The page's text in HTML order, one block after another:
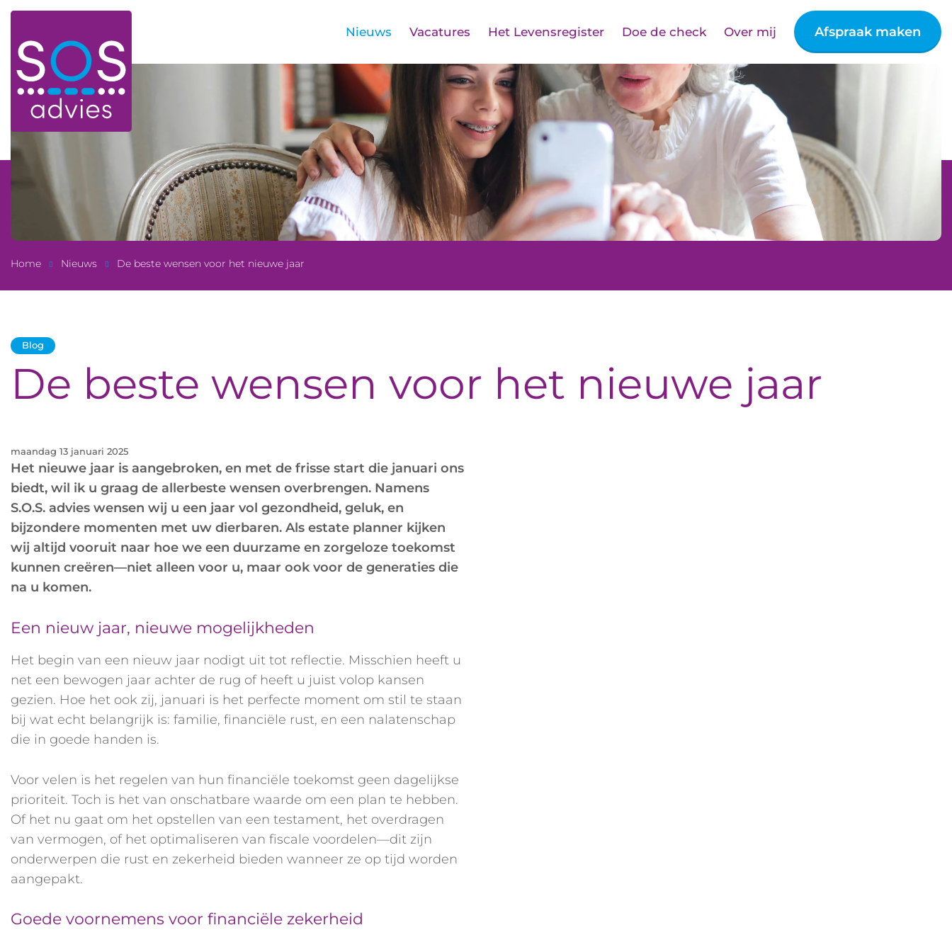
Nieuws Vacatures Het Levensregister Doe de check Over mij Afspraak maken
Home Nieuws De beste wensen voor het nieuwe jaar
Blog
De beste wensen voor het nieuwe jaar
maandag 13 januari 2025
Het nieuwe jaar is aangebroken, en met de frisse start die januari ons
biedt, wil ik u graag de allerbeste wensen overbrengen. Namens
S.O.S. advies wensen wij u een jaar vol gezondheid, geluk, en
bijzondere momenten met uw dierbaren. Als estate planner kijken
wij altijd vooruit naar hoe we een duurzame en zorgeloze toekomst
kunnen creëren—niet alleen voor u, maar ook voor de generaties die
na u komen.
Een nieuw jaar, nieuwe mogelijkheden
Het begin van een nieuw jaar nodigt uit tot reflectie. Misschien heeft u
net een bewogen jaar achter de rug of heeft u juist volop kansen
gezien. Hoe het ook zij, januari is het perfecte moment om stil te staan
bij wat echt belangrijk is: familie, financiële rust, en een nalatenschap
die in goede handen is.
Voor velen is het regelen van hun financiële toekomst geen dagelijkse
prioriteit. Toch is het van onschatbare waarde om een plan te hebben.
Of het nu gaat om het opstellen van een testament, het overdragen
van vermogen, of het optimaliseren van fiscale voordelen—dit zijn
onderwerpen die rust en zekerheid bieden wanneer ze op tijd worden
aangepakt.
Goede voornemens voor financiële zekerheid